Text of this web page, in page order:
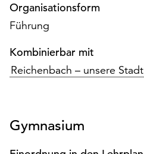
Einstellungen
über
Schaltfläche
„Auswählen“.
Sie
Organisationsform
Führung
Kombinierbar mit
Reichenbach – unsere Stadt
Gymnasium